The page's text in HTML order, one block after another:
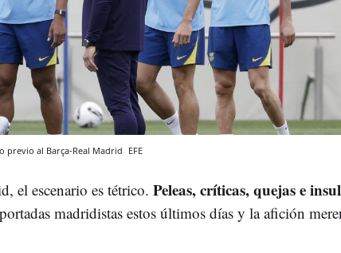
previo al Barça-Real Madrid EFE
el escenario es tétrico. Peleas, críticas, quejas e
madridistas estos últimos días y la afición